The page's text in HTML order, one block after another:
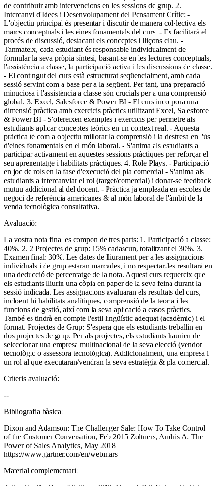
de contribuir amb intervencions en les sessions de grup. 2.
Intercanvi d'Idees i Desenvolupament del Pensament Crític: -
L'objectiu principal és presentar i discutir de manera col·lectiva els
marcs conceptuals i les eines fonamentals del curs. - Es facilitarà el
procés de discussió, destacant els conceptes i lliçons clau. -
Tanmateix, cada estudiant és responsable individualment de
formular la seva pròpia síntesi, basant-se en les lectures conceptuals,
l'assistència a classe, la participació activa i les discussions de classe.
- El contingut del curs està estructurat seqüencialment, amb cada
sessió servint com a base per a la següent. Per tant, una preparació
minuciosa i l'assistència a classe són crucials per a una comprensió
global. 3. Excel, Salesforce & Power BI - El curs incorpora una
dimensió pràctica amb exercicis pràctics utilitzant Excel, Salesforce
& Power BI - S'ofereixen exemples i exercicis per permetre als
estudiants aplicar conceptes teòrics en un context real. - Aquesta
pràctica té com a objectiu millorar la comprensió i la destresa en l'ús
d'eines fonamentals en el món laboral. - S'anima als estudiants a
participar activament en aquestes sessions pràctiques per reforçar el
seu aprenentatge i habilitats pràctiques. 4. Role Plays. - Participació
en joc de rols en la fase d'execució del pla comercial - S'anima als
estudiants a intercanviar el rol (target/comercial) i donar-se feedback
mutuu addicional al del docent. - Pràctica ja empleada en escoles de
negoci de referència americanes & al món laboral de l'àmbit de la
venda tecnològica consultativa.
Avaluació:
La vostra nota final es compon de tres parts: 1. Participació a classe:
40%. 2. 2 Projectes de grup: 15% cadascun, totalitzant el 30%. 3.
Examen final: 30%. Les dates de lliurament per a les assignacions
individuals i de grup estaran marcades, i no respectar-les resultarà en
una deducció de percentatge de la nota. Aquest curs requereix que
els estudiants lliurin una còpia en paper de la seva feina durant la
sessió indicada. Les assignacions avaluaran els resultats del curs,
incloent-hi habilitats analítiques, comprensió de la teoria i les
funcions de gestió, així com la seva aplicació a casos pràctics.
També es tindrà en compte l'estil lingüístic adequat (acadèmic) i el
format. Projectes de Grup: S'espera que els estudiants treballin en
dos projectes de grup. Per als projectes, els estudiants haurien de
seleccionar una empresa multinacional de la seva elecció (vendor
tecnològic o assessora tecnològica). Addicionalment, una empresa i
un rol al que executaran/vendran la seva estratègia & pla comercial.
Criteris avaluació:
--
Bibliografia bàsica:
Dixon and Adamson: The Challenger Sale: How To Take Control
of the Customer Conversation, Feb 2015 Zoltners, Andris A: The
Power of Sales Analytics, May 2018
https://www.gartner.com/en/webinars
Material complementari: